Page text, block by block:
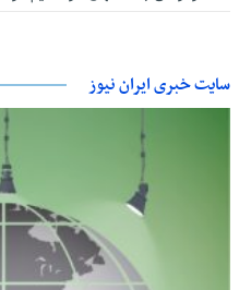
سایت خبری ایران نیوز